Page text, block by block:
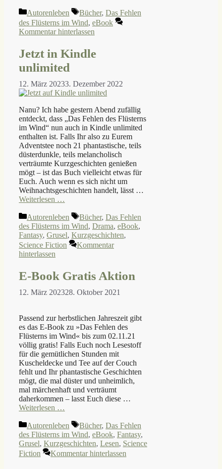
Kategorien
Autorenleben Schlagwörter
Bücher, Das Fehlen
des Flüsterns im Wind, eBook
Kommentar hinterlassen
Jetzt in Kindle
unlimited
12. März 20233. Dezember 2022
Nanu? Ich habe gestern Abend zufällig
entdeckt, dass „Das Fehlen des Flüsterns
im Wind“ nun auch in Kindle unlimited
enthalten ist. Falls Ihr also zu Eurem
Adventstee noch 21 phantastische, teils
düsterdunkle, teils melancholisch
verträumte Kurzgeschichten genießen
mögt – ist das Buch vielleicht etwas für
Euch. Auch wenn es sich nicht um
Weihnachtsgeschichten handelt, lässt …
Weiterlesen …
Kategorien
Autorenleben Schlagwörter
Bücher, Das Fehlen
des Flüsterns im Wind, Drama, eBook,
Fantasy, Grusel, Kurzgeschichten,
Science Fiction
Kommentar
hinterlassen
E-Book Gratis Aktion
12. März 202328. Oktober 2021
Passend zur herbstlichen Jahreszeit gibt
es das E-Book zu »Das Fehlen des
Flüsterns im Wind« bis zum 02.11.21
völlig gratis! Falls Euch noch Lesestoff
für die gemütlichen Stunden mit
Kuscheldecke und Tee auf der Couch
fehlt und Ihr phantastische Geschichten
mögt, die mal düster und unheimlich,
mal märchenhaft und verträumt
daherkommen – lasst Euch diese …
Weiterlesen …
Kategorien
Autorenleben Schlagwörter
Bücher, Das Fehlen
des Flüsterns im Wind, eBook, Fantasy,
Grusel, Kurzgeschichten, Lesen, Science
Fiction
Kommentar hinterlassen